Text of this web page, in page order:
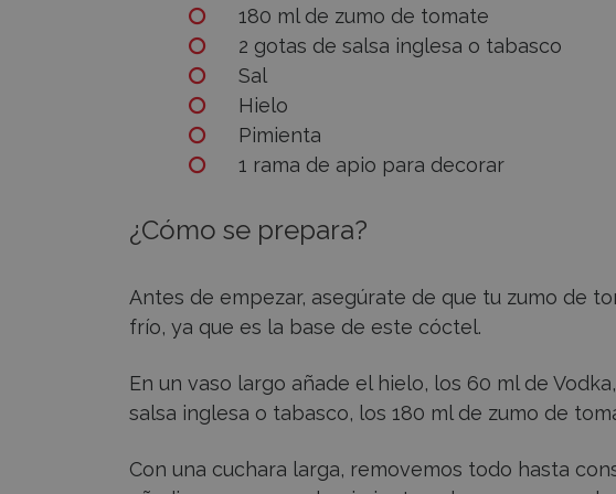
180 ml de zumo de tomate
2 gotas de salsa inglesa o tabasco
Sal
Hielo
Pimienta
1 rama de apio para decorar
¿Cómo se prepara?
Antes de empezar, asegúrate de que tu zumo de
frío, ya que es la base de este cóctel.
En un vaso largo añade el hielo, los 60 ml de
salsa inglesa o tabasco, los 180 ml de zumo de
Con una cuchara larga, removemos todo hasta